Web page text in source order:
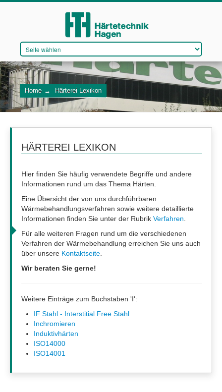
DAS UNTERNEHMEN
QUALITÄTSMANAGEMENT
Home → Härterei Lexikon
HÄRTEREI LEXIKON
Hier finden Sie häufig verwendete Begriffe und andere
Informationen rund um das Thema Härten.
Eine Übersicht der von uns durchführbaren
Wärmebehandlungsverfahren sowie weitere detaillierte
Informationen finden Sie unter der Rubrik Verfahren
Für alle weiteren Fragen rund um die verschiedenen
Verfahren der Wärmebehandlung erreichen Sie uns auch
über unsere Kontaktseite
Wir beraten Sie gerne!
Weitere Einträge zum Buchstaben 'I':
IF Stahl - Interstitial Free Stahl
Inchromieren
Induktivhärten
ISO14000
ISO14001